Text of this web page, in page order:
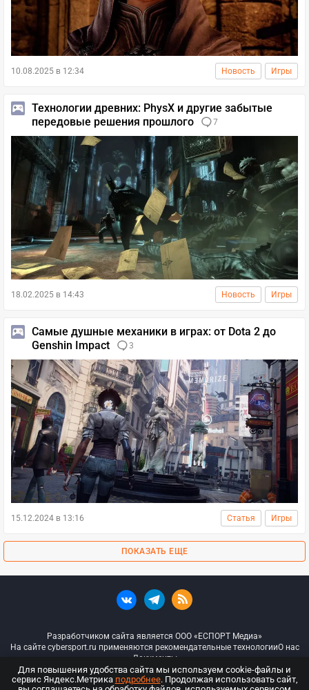
10.08.2025 в 12:34 Новость Игры
Технологии древних: PhysX и другие забытые
передовые решения прошлого
7
18.02.2025 в 14:43 Новость Игры
Самые душные механики в играх: от Dota 2 до
Genshin Impact
3
15.12.2024 в 13:16 Статья Игры
ПОКАЗАТЬ ЕЩЕ
Разработчиком сайта является ООО «ЕСПОРТ Медиа»
На сайте cybersport.ru применяются рекомендательные технологииО нас
Документы
© ООО «Киберспорт.ру» — Все права защищены
Для повышения удобства сайта мы используем cookie-файлы и
сервис Яндекс.Метрика подробнее. Продолжая использовать сайт,